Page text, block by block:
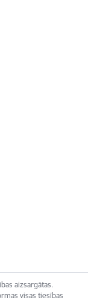
aizsargātas.
visas tiesības